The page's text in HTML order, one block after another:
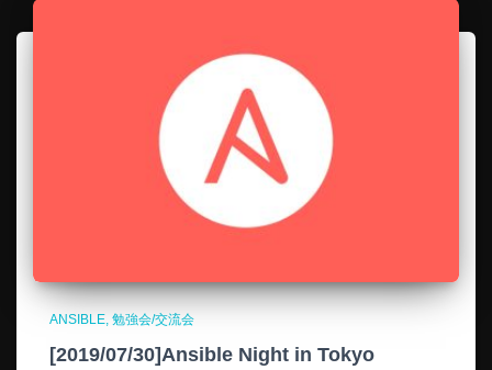
ANSIBLE 勉強会/交流会
[2019/07/30]Ansible Night in Tokyo